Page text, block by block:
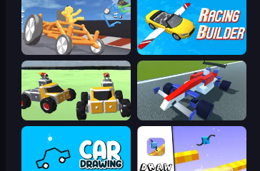
Draw Crash Race Racing Builder
Block Tech: Epic Sandbox Genius Car 2